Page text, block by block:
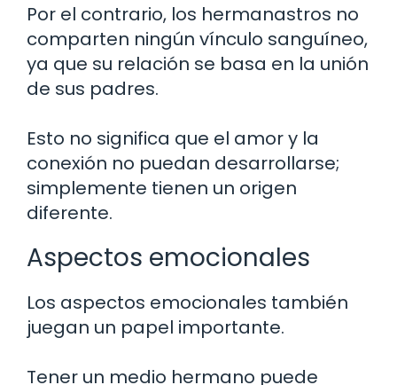
Por el contrario, los hermanastros no
comparten ningún vínculo sanguíneo,
ya que su relación se basa en la unión
de sus padres.
Esto no significa que el amor y la
conexión no puedan desarrollarse;
simplemente tienen un origen
diferente.
Aspectos emocionales
Los aspectos emocionales también
juegan un papel importante.
Tener un medio hermano puede